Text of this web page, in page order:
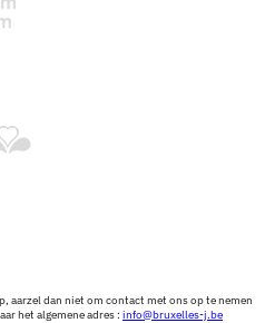
aarzel dan niet om contact met ons op te nemen
het algemene adres : info@bruxelles-j.be